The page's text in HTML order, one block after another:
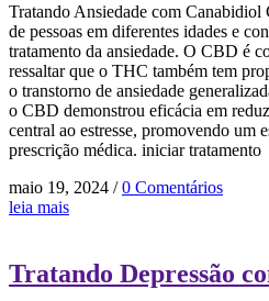
Tratando Ansiedade com Canabidiol​
de pessoas em diferentes idades e
tratamento da ansiedade. O CBD é
ressaltar que o THC também tem
o transtorno de ansiedade
o CBD demonstrou eficácia em
central ao estresse, promovendo um
prescrição médica. iniciar tratamento
maio 19, 2024 / 0 Comentários
leia mais
Tratando Depressão